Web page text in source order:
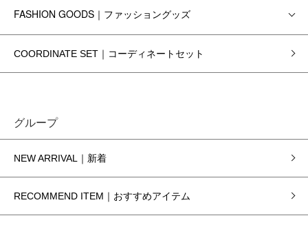
FASHION GOODS｜ファッショングッズ
COORDINATE SET｜コーディネートセット
グループ
NEW ARRIVAL｜新着
RECOMMEND ITEM｜おすすめアイテム